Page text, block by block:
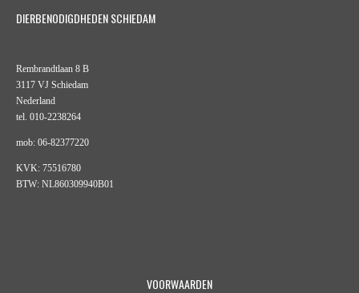
DIERBENODIGDHEDEN SCHIEDAM
Rembrandtlaan 8 B
3117 VJ Schiedam
Nederland
tel. 010-2238264
mob: 06-82377220
KVK: 75516780
BTW: NL860309940B01
VOORWAARDEN